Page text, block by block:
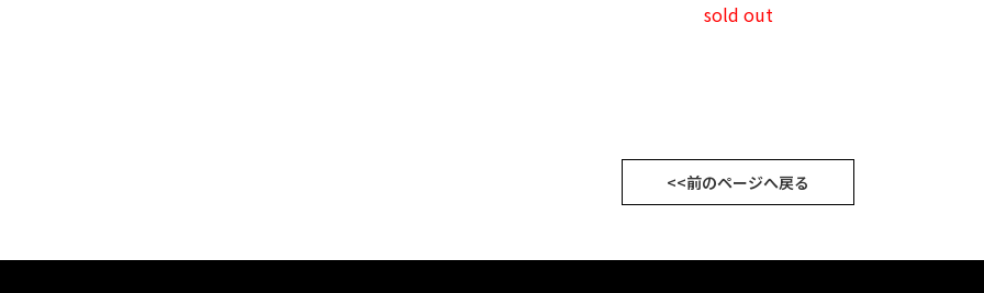
sold out
<<前のページへ戻る